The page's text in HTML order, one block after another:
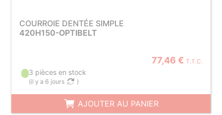
COURROIE DENTÉE SIMPLE
420H150-OPTIBELT
77,46 € T.T.C.
3 pièces en stock
(il y a 6 jours )
AJOUTER AU PANIER